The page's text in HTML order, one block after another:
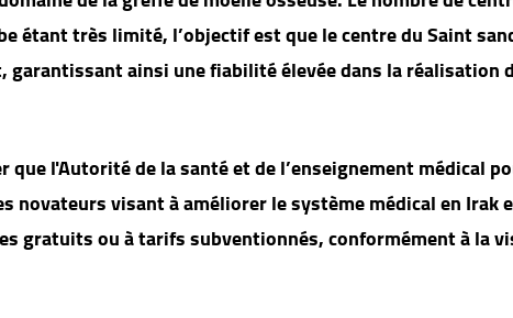
étant très limité, l’objectif est que le centre du Saint
garantissant ainsi une fiabilité élevée dans la réalisation
que l'Autorité de la santé et de l’enseignement médical
novateurs visant à améliorer le système médical en Irak
gratuits ou à tarifs subventionnés, conformément à la